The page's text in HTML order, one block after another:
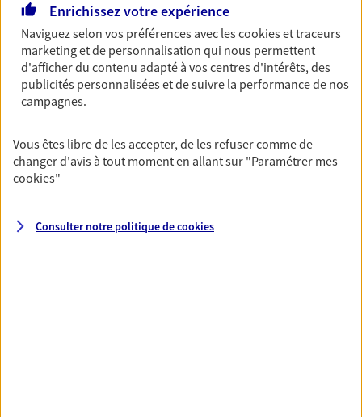
Préparez sereinement ce nouveau chapitre de
votre vie avec les conseils d'un expert. Découvrez
notre solution PER (Plan Epargne Retraite)
spécialement conçue pour la retraite.
Couvrez vos dépenses de santé ainsi que celles de
votre famille avec la complémentaire santé qui
vous ressemble.
Prévoyance
Enrichissez votre expérience
Naviguez selon vos préférences avec lescookies et traceurs
marketing et de personnalisation qui nous permettent
d'afficher du contenu adapté à vos centres d'intérêts, des
publicités personnalisées et de suivre la performance de nos
campagnes.
Vous êtes libre de les accepter, de les refuser comme de
changer d'avis à tout moment en allant sur "Paramétrer mes
cookies"
Consulter notre politique decookies